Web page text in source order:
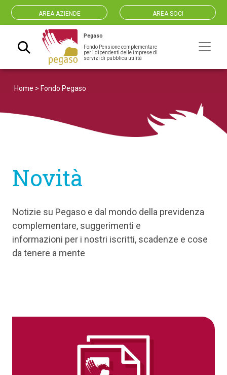
AREA AZIENDE AREA SOCI
Navigazione principale
Pegaso
Fondo Pensione complementare
per i dipendenti delle imprese di
servizi di pubblica utilità
Home > Fondo Pegaso
Novità
Notizie su Pegaso e dal mondo della previdenza
complementare, suggerimenti e
informazioni per i nostri iscritti, scadenze e cose
da tenere a mente